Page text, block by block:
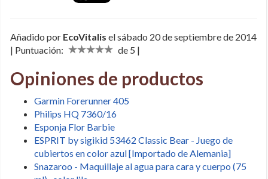
Añadido por EcoVitalis el sábado 20 de septiembre de 2014
| Puntuación:
de 5 |
Opiniones de productos
Garmin Forerunner 405
Philips HQ 7360/16
Esponja Flor Barbie
ESPRIT by sigikid 53462 Classic Bear - Juego de
cubiertos en color azul [Importado de Alemania]
Snazaroo - Maquillaje al agua para cara y cuerpo (75